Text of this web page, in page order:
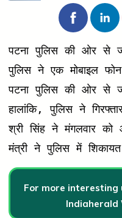
पटना पुलिस की ओर से
पुलिस ने एक मोबाइल
पटना पुलिस की ओर से
हालांकि, पुलिस ने
श्री सिंह ने मंगलवार को
मंत्री ने पुलिस में
For more interesting
Indiaherald